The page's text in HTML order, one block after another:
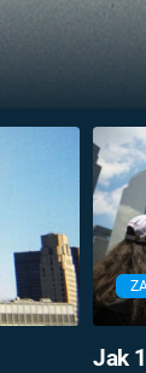
Jak